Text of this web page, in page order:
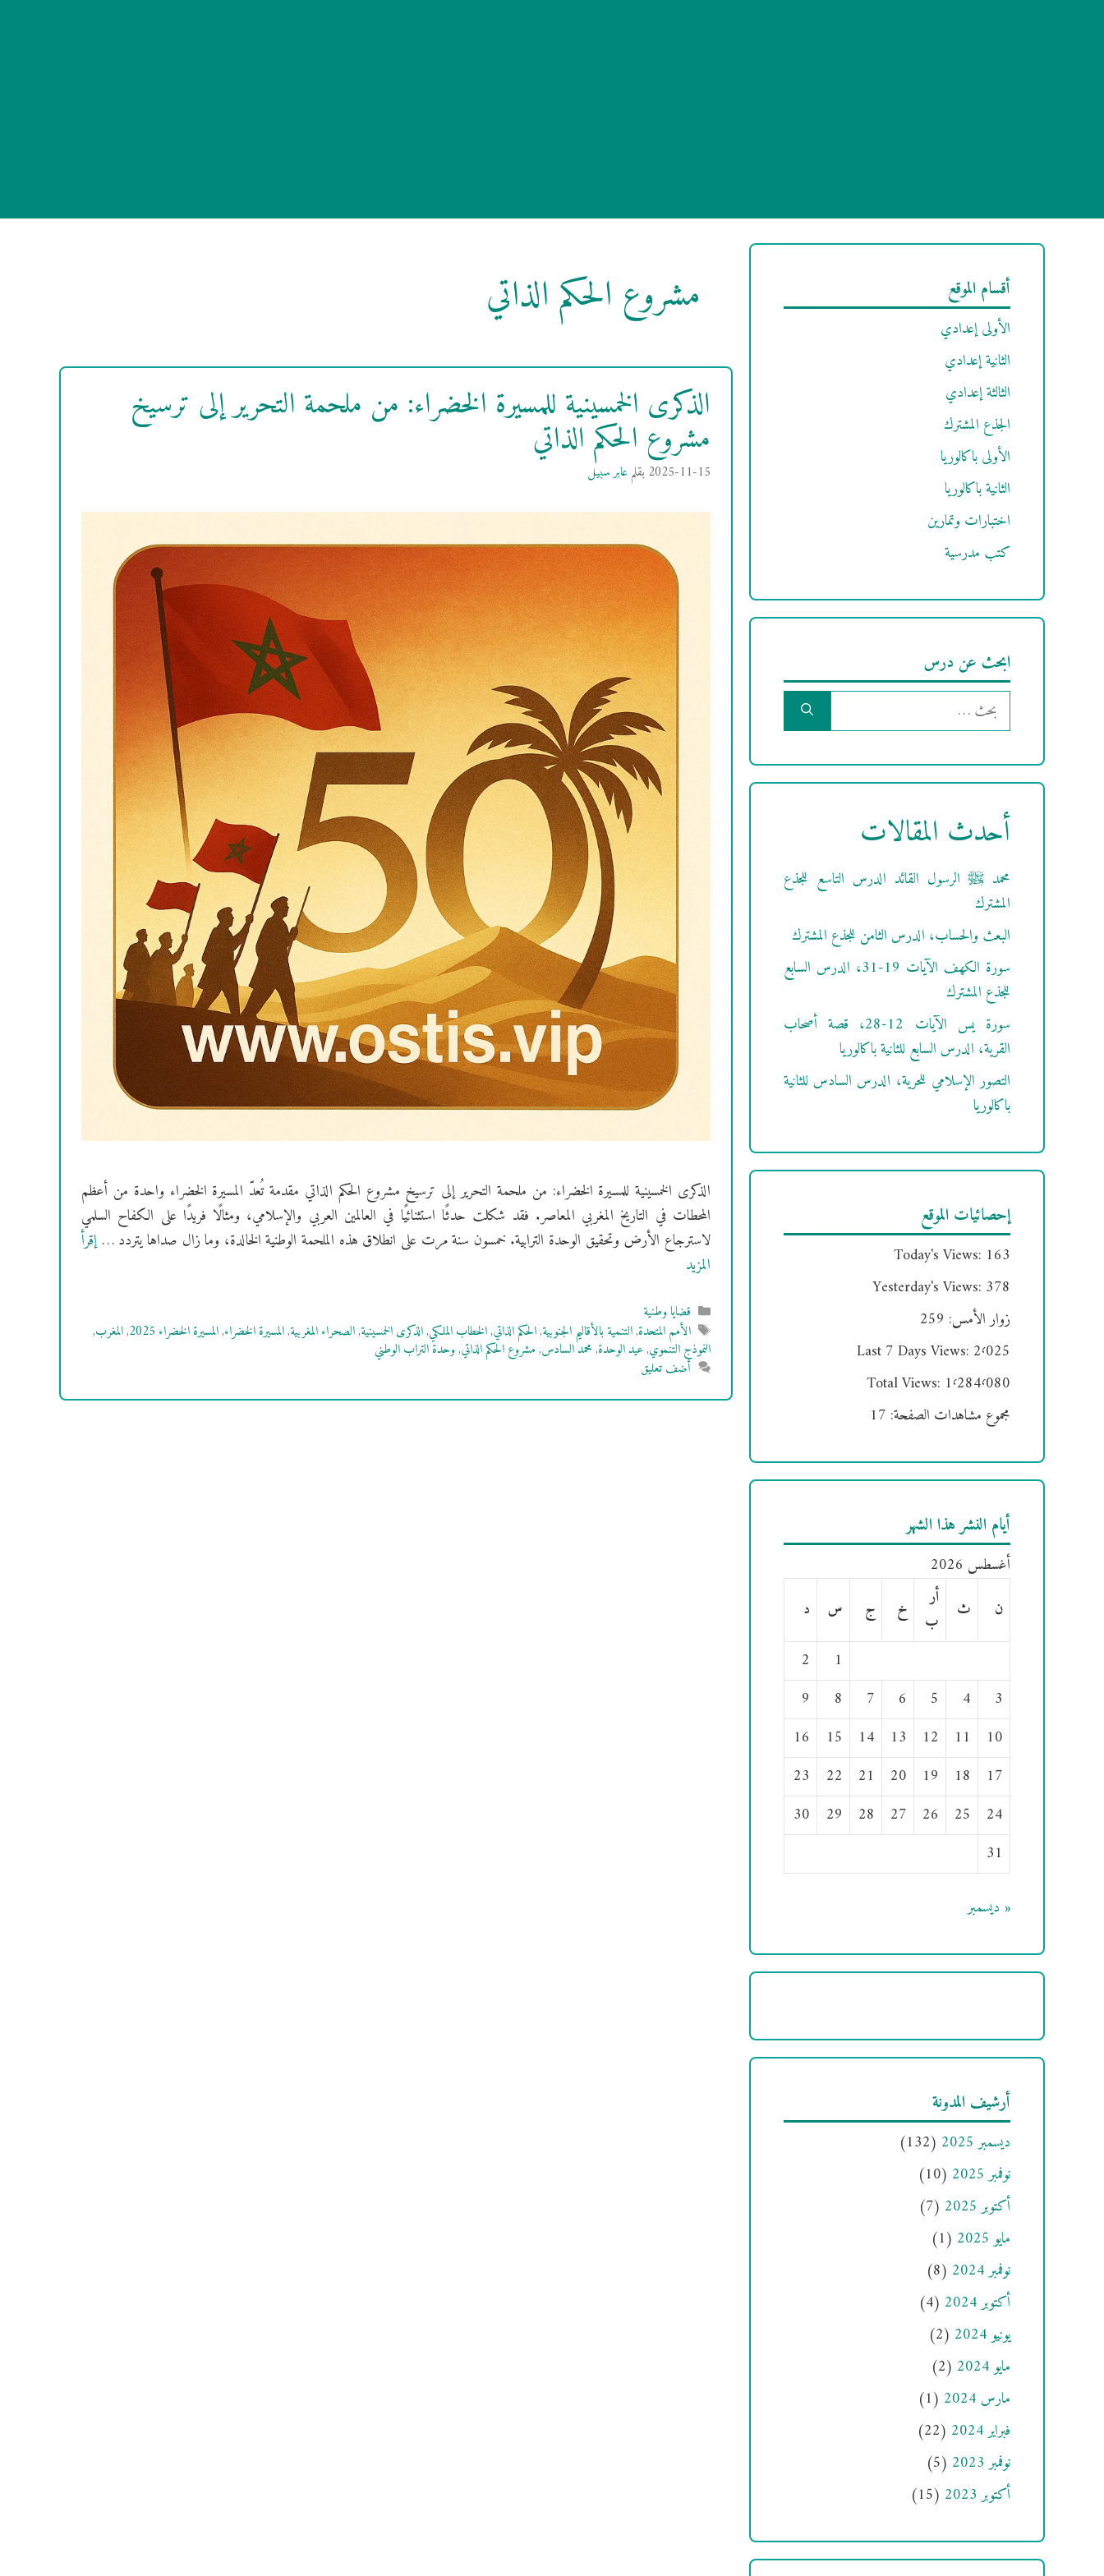
مشروع الحكم الذاتي
الذكرى الخمسينية للمسيرة الخضراء: من ملحمة التحرير إلى ترسيخ
مشروع الحكم الذاتي
2025-11-15 بقلمعابر سبيل
الذكرى الخمسينية للمسيرة الخضراء: من ملحمة التحرير إلى ترسيخ مشروع الحكم الذاتي مقدمة تُعدّ المسيرة الخضراء واحدة من أعظم
المحطات في التاريخ المغربي المعاصر. فقد شكلت حدثًا استثنائيًا في العالمين العربي والإسلامي، ومثالًا فريدًا على الكفاح السلمي
لاسترجاع الأرض وتحقيق الوحدة الترابية. خمسون سنة مرت على انطلاق هذه الملحمة الوطنية الخالدة، وما زال صداها يتردد …إقرأ
المزيد
التصنيفات
قضايا وطنية
الوسوم
الأمم المتحدة,التنمية بالأقاليم الجنوبية,الحكم الذاتي,الخطاب الملكي,الذكرى الخمسينية,الصحراء المغربية,المسيرة الخضراء,المسيرة الخضراء 2025 ,المغرب,
النموذج التنموي,عيد الوحدة,محمد السادس,مشروع الحكم الذاتي,وحدة التراب الوطني
أضف تعليق
أقسام الموقع
الأولى إعدادي
الثانية إعدادي
الثالثة إعدادي
الجذع المشترك
الأولى باكالوريا
الثانية باكالوريا
اختبارات وتمارين
كتب مدرسية
ابحث عن درس
البحث
عن:
أحدث المقالات
محمد ﷺ الرسول القائد الدرس التاسع للجذع
المشترك
البعث والحساب، الدرس الثامن للجذع المشترك
سورة الكهف الآيات 19-31، الدرس السابع
للجذع المشترك
سورة يس الآيات 12-28، قصة أصحاب
القرية، الدرس السابع للثانية باكالوريا
التصور الإسلامي للحرية، الدرس السادس للثانية
باكالوريا
إحصائيات الموقع
Today's Views: 163
Yesterday's Views: 378
زوار الأمس: 259
Last 7 Days Views: 2٬025
Total Views: 1٬284٬080
مجموع مشاهدات الصفحة: 17
أيام النشر هذا الشهر
أغسطس 2026
ن
ث
أر
ب
خ ج س
د
1
2
3
4
5
6
7
8
9
10
11
12
13
14
15
16
17
18
19
20
21
22
23
24
25
26
27
28
29
30
31
« ديسمبر
أرشيف المدونة
ديسمبر 2025
(132)
نوفمبر 2025
(10)
أكتوبر 2025
(7)
مايو 2025
(1)
نوفمبر 2024
(8)
أكتوبر 2024
(4)
يونيو 2024
(2)
مايو 2024
(2)
مارس 2024
(1)
فبراير 2024
(22)
نوفمبر 2023
(5)
أكتوبر 2023
(15)